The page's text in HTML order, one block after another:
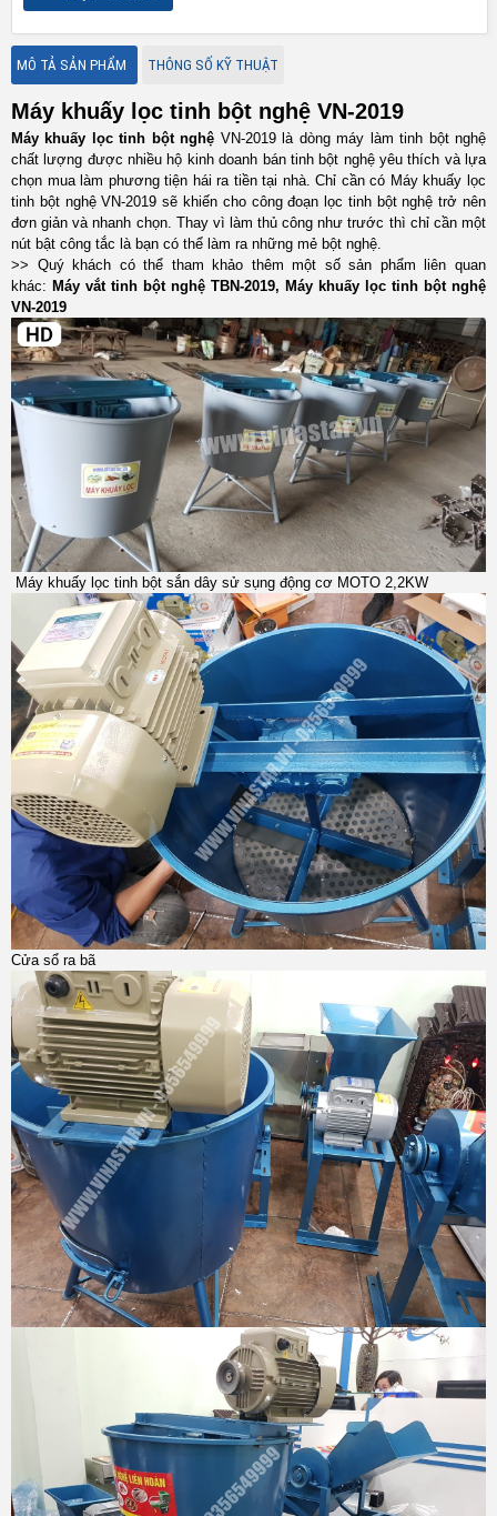
MÔ TẢ SẢN PHẨM THÔNG SỐ KỸ THUẬT
Máy khuấy lọc tinh bột nghệ VN-2019
Máy khuấy lọc tinh bột nghệ VN-2019 là dòng máy làm tinh bột nghệ
chất lượng được nhiều hộ kinh doanh bán tinh bột nghệ yêu thích và lựa
chọn mua làm phương tiện hái ra tiền tại nhà. Chỉ cần có Máy khuấy lọc
tinh bột nghệ VN-2019 sẽ khiến cho công đoạn lọc tinh bột nghệ trở nên
đơn giản và nhanh chọn. Thay vì làm thủ công như trước thì chỉ cần một
nút bật công tắc là bạn có thể làm ra những mẻ bột nghệ.
>> Quý khách có thể tham khảo thêm một số sản phẩm liên quan
khác: Máy vắt tinh bột nghệ TBN-2019, Máy khuấy lọc tinh bột nghệ
VN-2019
Máy khuấy lọc tinh bột sắn dây sử sụng động cơ MOTO 2,2KW
Cửa sổ ra bã